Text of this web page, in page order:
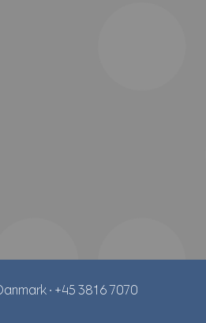
∙ +45 3816 7070